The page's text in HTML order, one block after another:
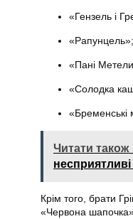
«Гензель і
«Рапунцель»;
«Пані
«Солодка
«Бременські
Читати також
несприятливі
Крім того, брати
«Червона